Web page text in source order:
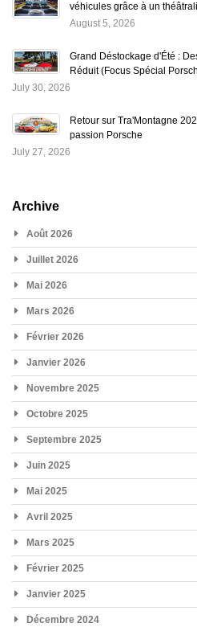
véhicules grâce à un
August 5, 2026
Grand Déstockage d'Été :
Réduit (Focus Spécial
July 30, 2026
Retour sur Tra'Montagne
passion Porsche
July 27, 2026
Archive
Août 2026
Juillet 2026
Mai 2026
Mars 2026
Février 2026
Janvier 2026
Novembre 2025
Octobre 2025
Septembre 2025
Juin 2025
Mai 2025
Avril 2025
Mars 2025
Février 2025
Janvier 2025
Décembre 2024